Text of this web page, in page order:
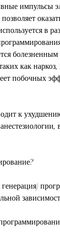
импульсы
в
как
побочных
к